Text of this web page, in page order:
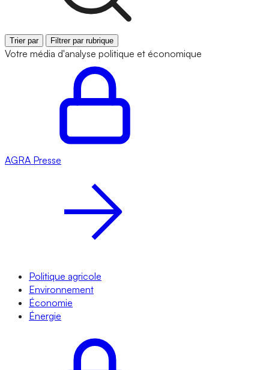
Trier par Filtrer par rubrique
Votre média d'analyse politique et économique
AGRA Presse
Politique agricole
Environnement
Économie
Énergie